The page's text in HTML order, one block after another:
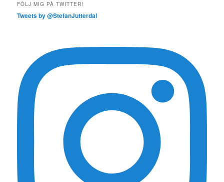
FÖLJ MIG PÅ TWITTER!
Tweets by @StefanJutterdal